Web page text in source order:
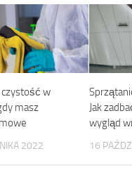
czystość w
masz
2022
Jak
wygląd
16